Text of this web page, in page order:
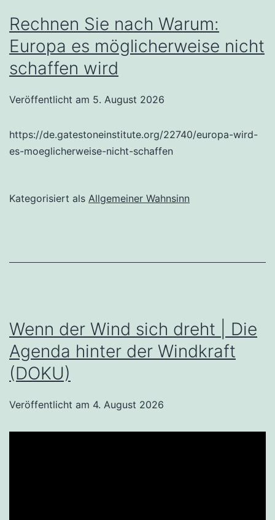
Rechnen Sie nach Warum:
Europa es möglicherweise nicht
schaffen wird
Veröffentlicht am 5. August 2026
https://de.gatestoneinstitute.org/22740/europa-wird-
es-moeglicherweise-nicht-schaffen
Kategorisiert als Allgemeiner Wahnsinn
Wenn der Wind sich dreht | Die
Agenda hinter der Windkraft
(DOKU)
Veröffentlicht am 4. August 2026